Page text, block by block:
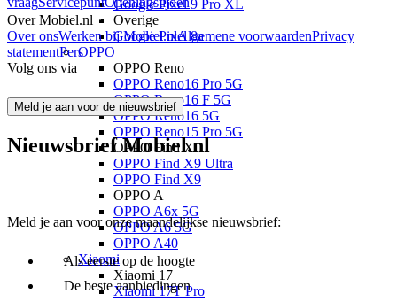
Google Pixel 9 Pro XL
Overige
Google Pixel 8a
OPPO
OPPO Reno
OPPO Reno16 Pro 5G
OPPO Reno16 F 5G
OPPO Reno16 5G
OPPO Reno15 Pro 5G
OPPO Find X
OPPO Find X9 Ultra
OPPO Find X9
OPPO A
OPPO A6x 5G
OPPO A6 5G
OPPO A40
Xiaomi
Xiaomi 17
Xiaomi 17T Pro
Over Mobiel.nl
Over onsWerken bij Mobiel.nlAlgemene voorwaardenPrivacy
statementPers
Volg ons via
Meld je aan voor de nieuwsbrief
Nieuwsbrief Mobiel.nl
Meld je aan voor onze maandelijkse nieuwsbrief:
Als eerste op de hoogte
De beste aanbiedingen